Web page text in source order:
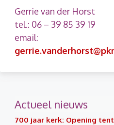
Gerrie van der Horst
tel.: 06 – 39 85 39 19
email:
Actueel nieuws
700 jaar kerk: Opening